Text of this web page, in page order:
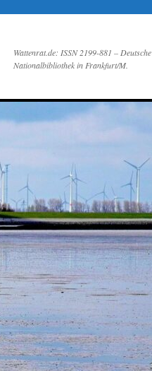
Wattenrat.de: ISSN 2199-881 – Deutsche
Nationalbibliothek in Frankfurt/M.